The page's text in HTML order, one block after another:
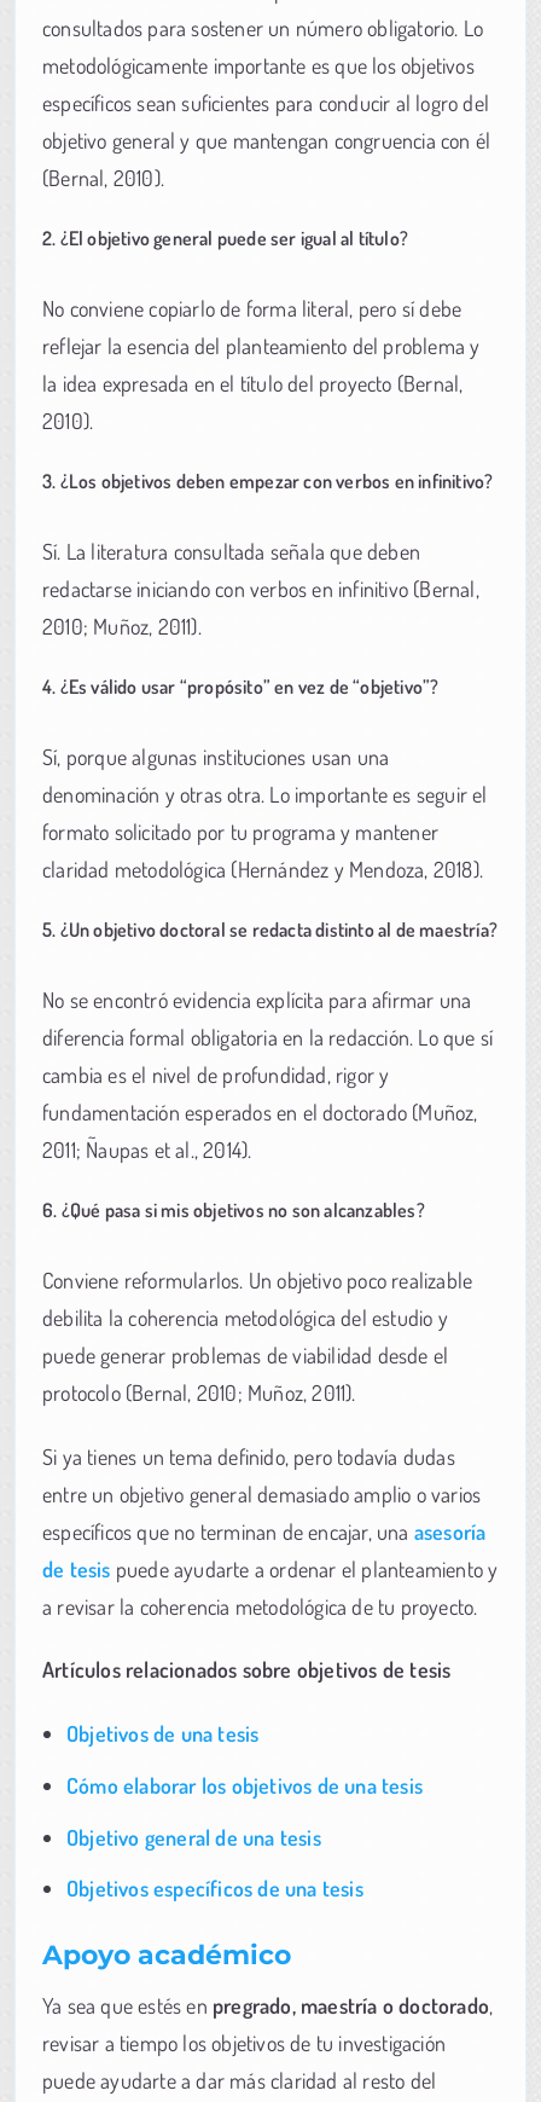
consultados para sostener un número obligatorio. Lo
metodológicamente importante es que los objetivos
específicos sean suficientes para conducir al logro del
objetivo general y que mantengan congruencia con él
(Bernal, 2010).
2. ¿El objetivo general puede ser igual al título?
No conviene copiarlo de forma literal, pero sí debe
reflejar la esencia del planteamiento del problema y
la idea expresada en el título del proyecto (Bernal,
2010).
3. ¿Los objetivos deben empezar con verbos en infinitivo?
Sí. La literatura consultada señala que deben
redactarse iniciando con verbos en infinitivo (Bernal,
2010; Muñoz, 2011).
4. ¿Es válido usar “propósito” en vez de “objetivo”?
Sí, porque algunas instituciones usan una
denominación y otras otra. Lo importante es seguir el
formato solicitado por tu programa y mantener
claridad metodológica (Hernández y Mendoza, 2018).
5. ¿Un objetivo doctoral se redacta distinto al de maestría?
No se encontró evidencia explícita para afirmar una
diferencia formal obligatoria en la redacción. Lo que sí
cambia es el nivel de profundidad, rigor y
fundamentación esperados en el doctorado (Muñoz,
2011; Ñaupas et al., 2014).
6. ¿Qué pasa si mis objetivos no son alcanzables?
Conviene reformularlos. Un objetivo poco realizable
debilita la coherencia metodológica del estudio y
puede generar problemas de viabilidad desde el
protocolo (Bernal, 2010; Muñoz, 2011).
Si ya tienes un tema definido, pero todavía dudas
entre un objetivo general demasiado amplio o varios
específicos que no terminan de encajar, una asesoría
de tesis puede ayudarte a ordenar el planteamiento y
a revisar la coherencia metodológica de tu proyecto.
Artículos relacionados sobre objetivos de tesis
Objetivos de una tesis
Cómo elaborar los objetivos de una tesis
Objetivo general de una tesis
Objetivos específicos de una tesis
Apoyo académico
Ya sea que estés en pregrado, maestría o doctorado,
revisar a tiempo los objetivos de tu investigación
puede ayudarte a dar más claridad al resto del